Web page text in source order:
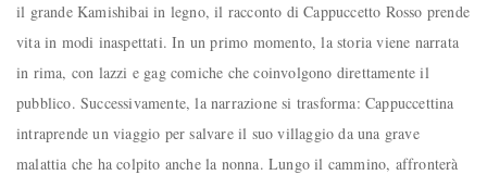
il grande Kamishibai in legno, il racconto di Cappuccetto Rosso prende
vita in modi inaspettati. In un primo momento, la storia viene narrata
in rima, con lazzi e gag comiche che coinvolgono direttamente il
pubblico. Successivamente, la narrazione si trasforma: Cappuccettina
intraprende un viaggio per salvare il suo villaggio da una grave
malattia che ha colpito anche la nonna. Lungo il cammino, affronterà